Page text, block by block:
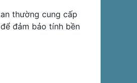
thường cung cấp
đảm bảo tính bền